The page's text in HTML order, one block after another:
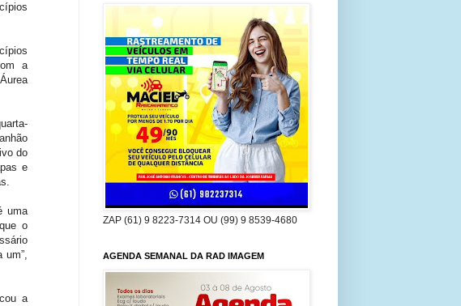
a
do
e
uma
o
um”,
a
ZAP (61) 9 8223-7314 OU (99) 9 8539-4680
AGENDA SEMANAL DA RAD IMAGEM